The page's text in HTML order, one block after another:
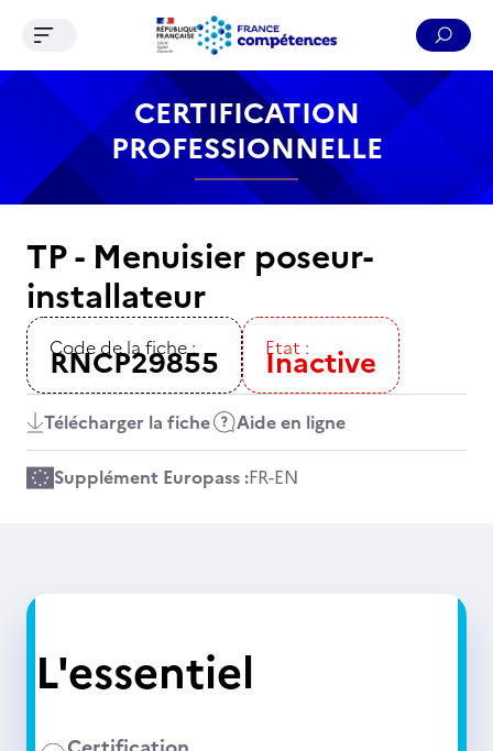
Contenu Recherche Menu Pied de page
Ouvrir le menu de navigation
CERTIFICATION
PROFESSIONNELLE
TP - Menuisier poseur-
installateur
Code de la fiche :
RNCP29855 Etat :
Inactive
Télécharger la fiche Aide en ligne
Supplément Europass :FR-EN
L'essentiel